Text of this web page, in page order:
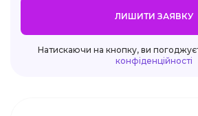
ЛИШИТИ ЗАЯВКУ
Натискаючи на кнопку, ви
конфіденційності